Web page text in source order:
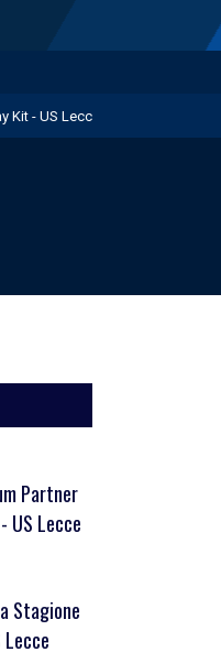
Kit - US Lecce
- US Lecce
27 - US Lecce
Partner
US Lecce
Stagione